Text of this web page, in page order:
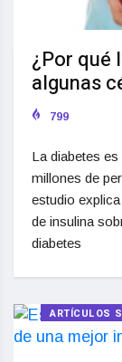
¿Por qué
algunas
799
La diabetes
millones de
estudio
de insulina
diabetes
ARTÍCULOS